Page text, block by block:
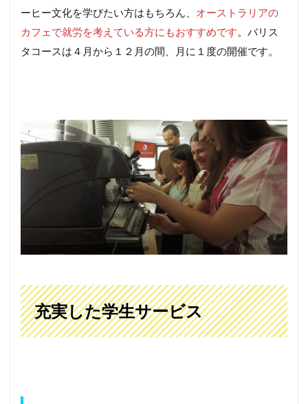
ーヒー文化を学びたい方はもちろん、 オーストラリアの
カフェで就労を考えている方にもおすすめです。バリス
タコースは４月から１２月の間、月に１度の開催です。
充実した学生サービス